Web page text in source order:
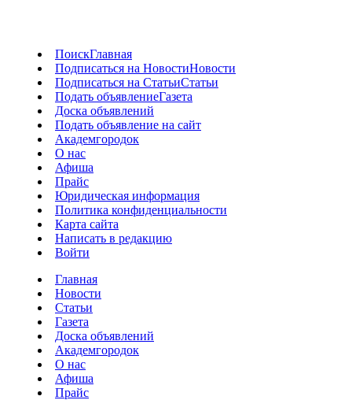
ПоискГлавная
Подписаться на НовостиНовости
Подписаться на СтатьиСтатьи
Подать объявлениеГазета
Доска объявлений
Подать объявление на сайт
Академгородок
О нас
Афиша
Прайс
Юридическая информация
Политика конфиденциальности
Карта сайта
Написать в редакцию
Войти
Главная
Новости
Статьи
Газета
Доска объявлений
Академгородок
О нас
Афиша
Прайс